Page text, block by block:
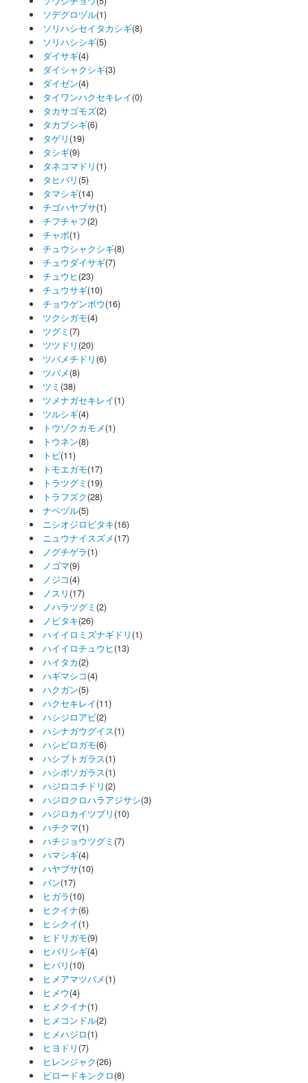
ソデグロヅル(1)
ソリハシセイタカシギ(8)
ソリハシシギ(5)
ダイサギ(4)
ダイシャクシギ(3)
ダイゼン(4)
タイワンハクセキレイ(0)
タカサゴモズ(2)
タカブシギ(6)
タゲリ (19)
タシギ(9)
タネコマドリ (1)
タヒバリ (5)
タマシギ(14)
チゴハヤブサ(1)
チフチャフ(2)
チャボ(1)
チュウシャクシギ(8)
チュウダイサギ(7)
チュウヒ(23)
チュウサギ(10)
チョウゲンボウ(16)
ツクシガモ(4)
ツグミ (7)
ツツドリ (20)
ツバメチドリ (6)
ツバメ(8)
ツミ (38)
ツメナガセキレイ(1)
ツルシギ(4)
トウゾクカモメ(1)
トウネン(8)
トビ(11)
トモエガモ(17)
トラツグミ (19)
トラフズク(28)
ナベヅル(5)
ニシオジロビタキ(16)
ニュウナイスズメ(17)
ノグチゲラ(1)
ノゴマ(9)
ノジコ(4)
ノスリ (17)
ノハラツグミ (2)
ノビタキ(26)
ハイイロミズナギドリ (1)
ハイイロチュウヒ(13)
ハイタカ(2)
ハギマシコ(4)
ハクガン(5)
ハクセキレイ(11)
ハシジロアビ(2)
ハシナガウグイス(1)
ハシビロガモ(6)
ハシブトガラス(1)
ハシボソガラス(1)
ハジロコチドリ (2)
ハジロクロハラアジサシ(3)
ハジロカイツブリ (10)
ハチクマ(1)
ハチジョウツグミ (7)
ハマシギ(4)
ハヤブサ(10)
バン(17)
ヒガラ(10)
ヒクイナ(6)
ヒシクイ(1)
ヒドリガモ(9)
ヒバリシギ(4)
ヒバリ (10)
ヒメアマツバメ(1)
ヒメウ(4)
ヒメクイナ(1)
ヒメコンドル(2)
ヒメハジロ(1)
ヒヨドリ (7)
ヒレンジャク(26)
ビロードキンクロ(8)